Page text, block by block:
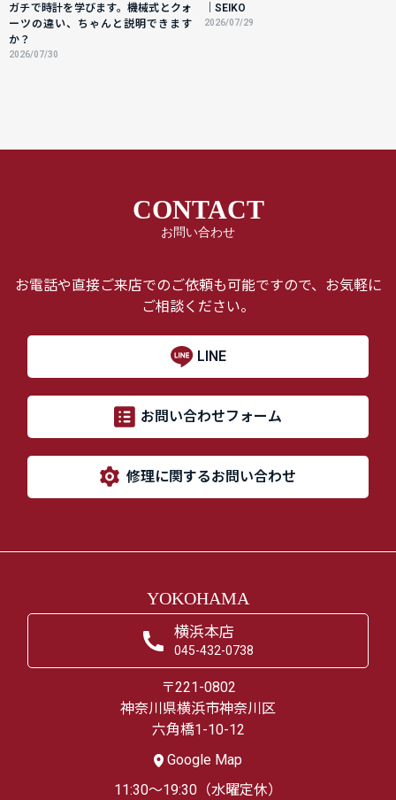
ガチで時計を学びます。機械式とクォ
ーツの違い、ちゃんと説明できます
か？
2026/07/30
｜SEIKO
2026/07/29
CONTACT
お問い合わせ
お電話や直接ご来店でのご依頼も可能ですので、お気軽に
ご相談ください。
LINE
お問い合わせフォーム
修理に関するお問い合わせ
YOKOHAMA
横浜本店
045-432-0738
〒221-0802
神奈川県横浜市神奈川区
六角橋1-10-12
Google Map
11:30～19:30（水曜定休）